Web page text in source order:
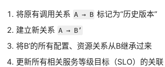
将原有调用关系 A → B 标记为“历史版本”
建立新关系 A → B’
将B’的所有配置、资源关系从B继承过来
更新所有相关服务等级目标（SLO）的关联